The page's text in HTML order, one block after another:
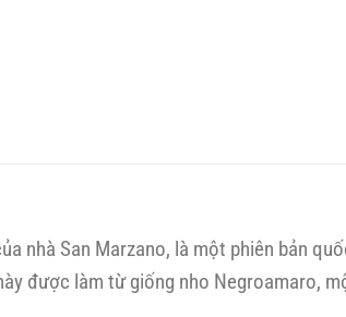
nhà San Marzano, là một phiên bản
được làm từ giống nho Negroamaro,